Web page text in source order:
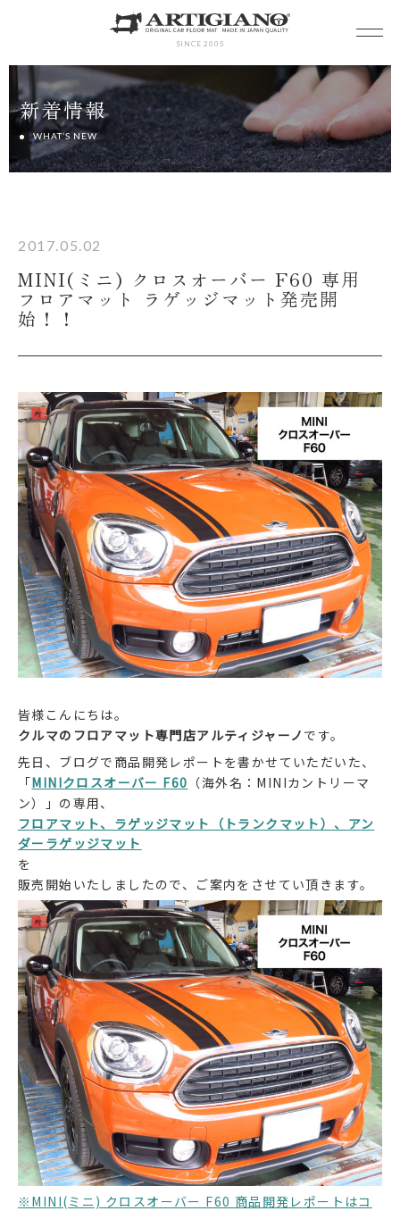
SINCE 2005
新着情報
WHAT’S NEW
2017.05.02
MINI(ミニ) クロスオーバー F60 専用
フロアマット ラゲッジマット発売開
始！！
皆様こんにちは。
クルマのフロアマット専門店アルティジャーノ です。
先日、ブログで商品開発レポートを書かせていただいた、
「MINIクロスオーバー F60 （海外名：MINIカントリーマ
ン）」の専用、
フロアマット、ラゲッジマット（トランクマット）、アン
ダーラゲッジマット
を
販売開始いたしましたので、ご案内をさせてい頂きます。
※MINI(ミニ) クロスオーバー F60 商品開発レポートはコ